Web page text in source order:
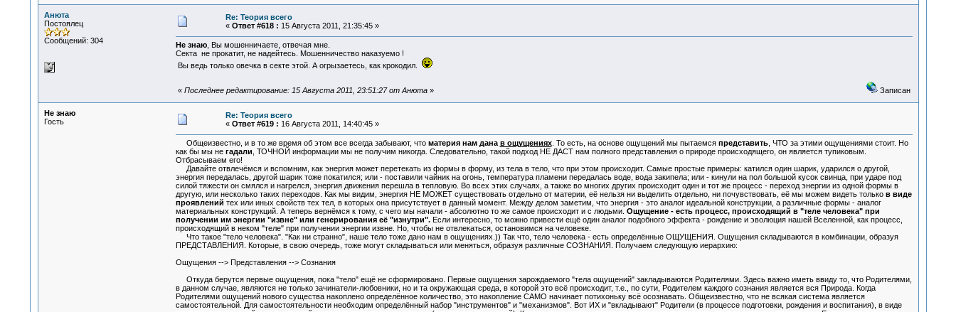
Анюта
Постоялец
Сообщений: 304
Re: Теория всего
« Ответ #618 : 15 Августа 2011, 21:35:45 »
Не знаю, Вы мошенничаете, отвечая мне.
Секта не прокатит, не надейтесь. Мошенничество наказуемо !
Вы ведь только овечка в секте этой. А огрызаетесь, как крокодил.
« Последнее редактирование: 15 Августа 2011, 23:51:27 от Анюта» Записан
Не знаю
Гость
Re: Теория всего
« Ответ #619 : 16 Августа 2011, 14:40:45 »
Общеизвестно, и в то же время об этом все всегда забывают, что материя нам дана в ощущениях. То есть, на основе ощущений мы пытаемся представить, ЧТО за этими ощущениями стоит. Но
как бы мы не гадали , ТОЧНОЙ информации мы не получим никогда. Следовательно, такой подход НЕ ДАСТ нам полного представления о природе происходящего, он является тупиковым.
Отбрасываем его!
Давайте отвлечёмся и вспомним, как энергия может перетекать из формы в форму, из тела в тело, что при этом происходит. Самые простые примеры: катился один шарик, ударился о другой,
энергия передалась, другой шарик тоже покатился; или - поставили чайник на огонь, температура пламени передалась воде, вода закипела; или - кинули на пол большой кусок свинца, при ударе под
силой тяжести он смялся и нагрелся, энергия движения перешла в тепловую. Во всех этих случаях, а также во многих других происходит один и тот же процесс - переход энергии из одной формы в
другую, или несколько таких переходов. Как мы видим, энергия НЕ МОЖЕТ существовать отдельно от материи, её нельзя ни выделить отдельно, ни почувствовать, её мы можем видеть только в виде
проявлений тех или иных свойств тех тел, в которых она присутствует в данный момент. Между делом заметим, что энергия - это аналог идеальной конструкции, а различные формы - аналог
материальных конструкций. А теперь вернёмся к тому, с чего мы начали - абсолютно то же самое происходит и с людьми. Ощущение - есть процесс, происходящий в "теле человека" при
получении им энергии "извне" или генерирования её "изнутри".Если интересно, то можно привести ещё один аналог подобного эффекта - рождение и эволюция нашей Вселенной, как процесс,
происходящий в неком "теле" при получении энергии извне. Но, чтобы не отвлекаться, остановимся на человеке.
Что такое "тело человека". "Как ни странно", наше тело тоже дано нам в ощущениях.)) Так что, тело человека - есть определённые ОЩУЩЕНИЯ. Ощущения складываются в комбинации, образуя
ПРЕДСТАВЛЕНИЯ. Которые, в свою очередь, тоже могут складываться или меняться, образуя различные СОЗНАНИЯ. Получаем следующую иерархию:
Ощущения --> Представления --> Сознания
Откуда берутся первые ощущения, пока "тело" ещё не сформировано. Первые ощущения зарождаемого "тела ощущений" закладываются Родителями. Здесь важно иметь ввиду то, что Родителями,
в данном случае, являются не только зачинатели-любовники, но и та окружающая среда, в которой это всё происходит, т.е., по сути, Родителем каждого сознания является вся Природа. Когда
Родителями ощущений нового существа накоплено определённое количество, это накопление САМО начинает потихоньку всё осознавать. Общеизвестно, что не всякая система является
самостоятельной. Для самостоятельности необходим определённый набор "инструментов" и "механизмов". Вот ИХ и "вкладывают" Родители (в процессе подготовки, рождения и воспитания), в виде